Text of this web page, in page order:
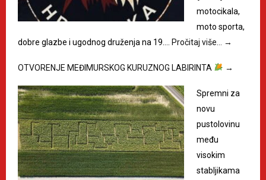
motocikala,
moto sporta,
dobre glazbe i ugodnog druženja na 19.…
Pročitaj više… →
OTVORENJE MEĐIMURSKOG KURUZNOG LABIRINTA →
Spremni za
novu
pustolovinu
među
visokim
stabljikama